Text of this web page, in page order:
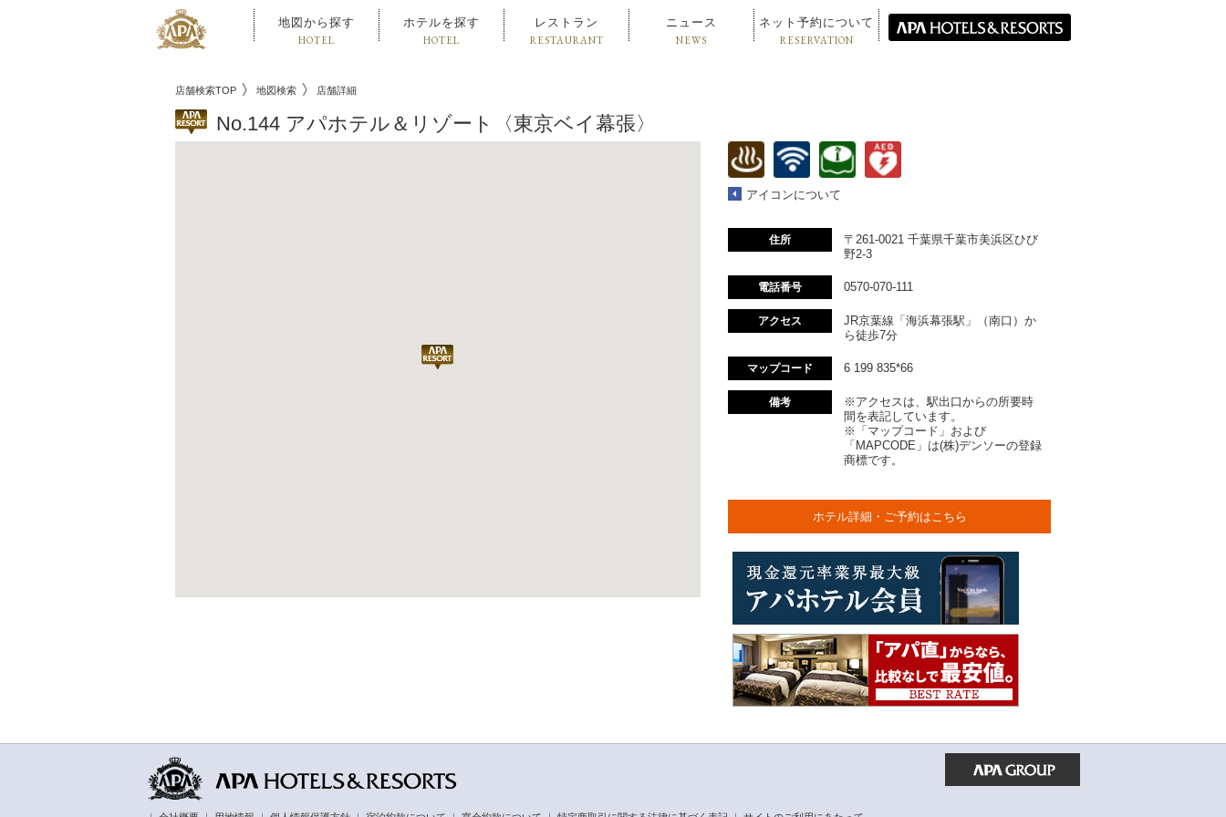
地図から探す
HOTEL
ホテルを探す
HOTEL
レストラン
RESTAURANT
ニュース
NEWS
ネット予約について
RESERVATION
店舗検索TOP 地図検索 店舗詳細
No.144 アパホテル＆リゾート〈東京ベイ幕張〉
アイコンについて
住所
〒261-0021 千葉県千葉市美浜区ひび
野2-3
電話番号 0570-070-111
アクセス
JR京葉線「海浜幕張駅」（南口）か
ら徒歩7分
マップコード 6 199 835*66
備考
※アクセスは、駅出口からの所要時
間を表記しています。
※「マップコード」および
「MAPCODE」は(株)デンソーの登録
商標です。
ホテル詳細・ご予約はこちら